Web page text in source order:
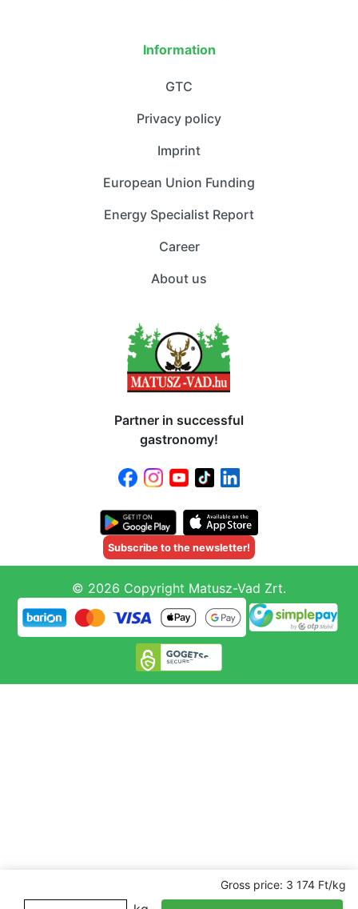
Gross price: 3 174 Ft/kg
Information
GTC
Privacy policy
Imprint
European Union Funding
Energy Specialist Report
Career
About us
Partner in successful
gastronomy!
Subscribe to the newsletter!
© 2026 Copyright Matusz-Vad Zrt.